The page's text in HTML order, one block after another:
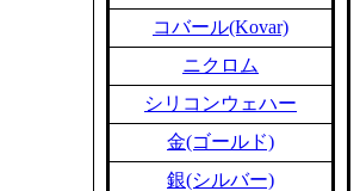
コバール(Kovar)
ニクロム
シリコンウェハー
金(ゴールド)
銀(シルバー)